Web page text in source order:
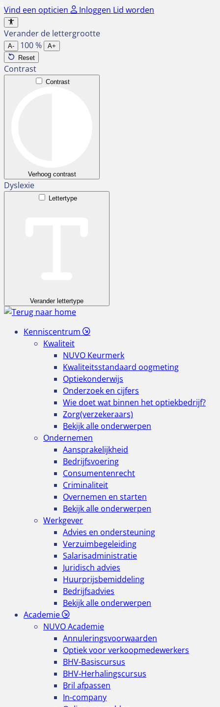
Ga
naar
de
inhoud
Vind een opticien Inloggen Lid worden
Verander de lettergrootte
A- 100%
A+
Reset
Contrast
Contrast
Verhoog contrast
Dyslexie
Lettertype
Verander lettertype
Kenniscentrum
Kwaliteit
NUVO Keurmerk
Kwaliteitsstandaard oogmeting
Optiekonderwijs
Onderzoek en cijfers
Wie doet wat binnen het optiekbedrijf?
Zorg(verzekeraars)
Bekijk alle onderwerpen
Ondernemen
Aansprakelijkheid
Bedrijfsvoering
Consumentenrecht
Criminaliteit
Overnemen en starten
Bekijk alle onderwerpen
Werkgever
Advies en ondersteuning
Verzuimbegeleiding
Salarisadministratie
Juridisch advies
Huurprijsbemiddeling
Bedrijfsadvies
Bekijk alle onderwerpen
Academie
NUVO Academie
Annuleringsvoorwaarden
Optiek voor verkoopmedewerkers
BHV-Basiscursus
BHV-Herhalingscursus
Bril afpassen
In-company